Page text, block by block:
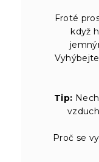
Froté
když
Tip:
Proč se